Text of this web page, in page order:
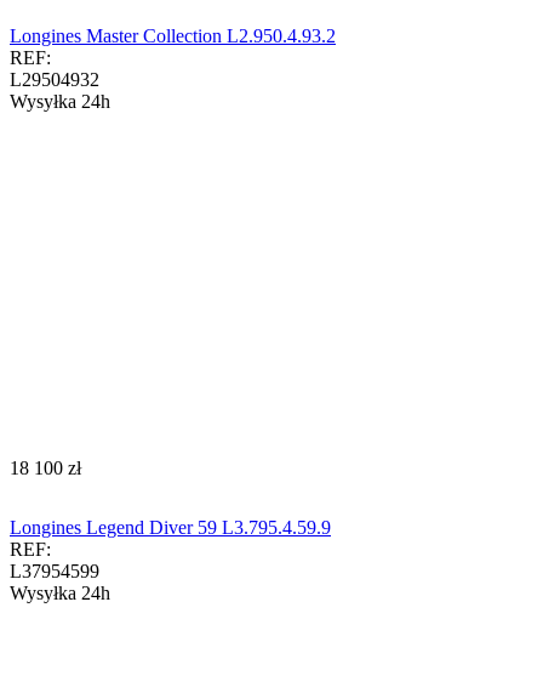
Longines Master Collection L2.950.4.93.2
REF:
L29504932
Wysyłka 24h
‍18 100‍ zł
Longines Legend Diver 59 L3.795.4.59.9
REF:
L37954599
Wysyłka 24h